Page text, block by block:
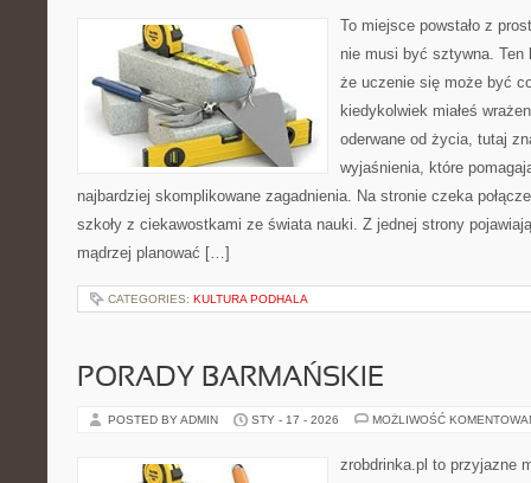
To miejsce powstało z
nie musi być sztywna.
że uczenie się może być
kiedykolwiek miałeś
oderwane od życia, tutaj
wyjaśnienia, które
najbardziej skomplikowane zagadnienia. Na stronie czeka
szkoły z ciekawostkami ze świata nauki. Z jednej strony
mądrzej planować […]
CATEGORIES: KULTURA PODHALA
PORADY BARMAŃSKIE
POSTED BY ADMIN STY - 17 - 2026 MOŻLIWOŚĆ
zrobdrinka.pl to przyjazne